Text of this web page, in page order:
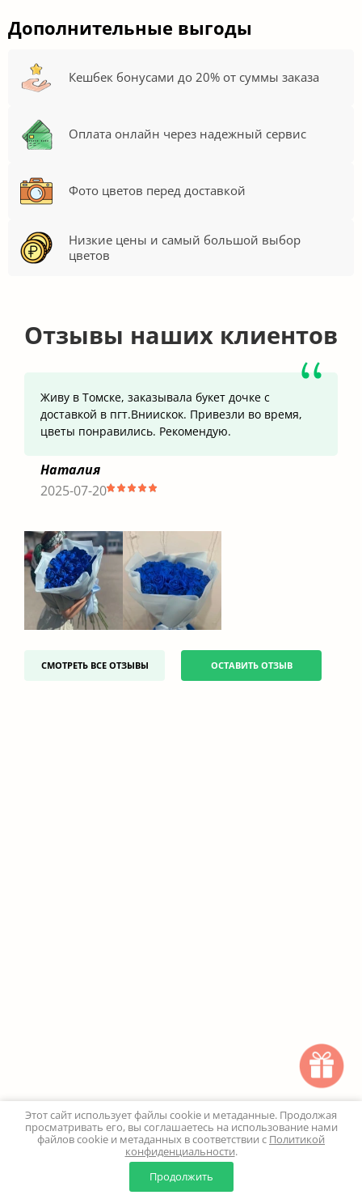
Дополнительные выгоды
Кешбек бонусами до 20% от суммы заказа
Оплата онлайн через надежный сервис
Фото цветов перед доставкой
Низкие цены и самый большой выбор
цветов
Отзывы наших клиентов
Живу в Томске, заказывала букет дочке с
доставкой в пгт.Вниискок. Привезли во время,
цветы понравились. Рекомендую.
Наталия
2025-07-20
СМОТРЕТЬ ВСЕ ОТЗЫВЫ ОСТАВИТЬ ОТЗЫВ
0
Корзина
Этот сайт использует файлы cookie и метаданные. Продолжая
просматривать его, вы соглашаетесь на использование нами
файлов cookie и метаданных в соответствии с Политикой
конфиденциальности.
Продолжить